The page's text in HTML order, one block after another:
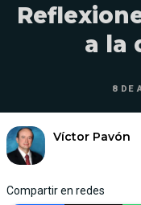
a la
8 DE
Víctor Pavón
Compartir en redes